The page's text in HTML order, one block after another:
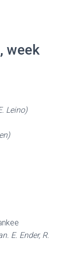
week
Leino)
E. Ender, R.